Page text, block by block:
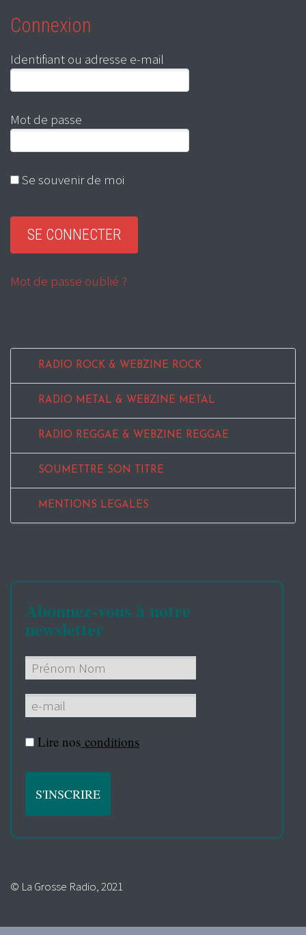
Connexion
Identifiant ou adresse e-mail
Mot de passe
Se souvenir de moi
Mot de passe oublié ?
RADIO ROCK & WEBZINE ROCK
RADIO METAL & WEBZINE METAL
RADIO REGGAE & WEBZINE REGGAE
SOUMETTRE SON TITRE
MENTIONS LEGALES
Abonnez-vous à notre
newsletter
Lire nos conditions
© La Grosse Radio, 2021